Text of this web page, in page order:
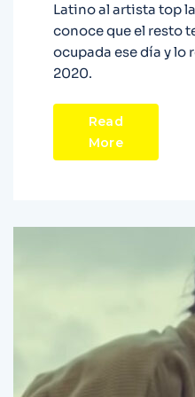
Latino al artista top
conoce que el resto
ocupada ese día y lo
2020.
Read
More